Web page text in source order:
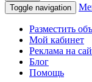
Toggle navigation
Разместить
Мой кабинет
Реклама на
Блог
Помощь